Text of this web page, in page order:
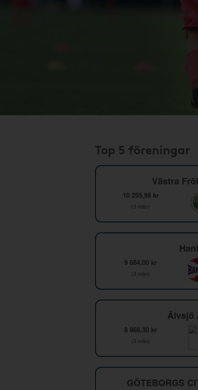
Top 5 föreningar
Västra
10 295,98 kr
(3 mån)
9 684,00 kr
(3 mån)
Älvsjö
8 868,30 kr
(3 mån)
GÖTEBORGS